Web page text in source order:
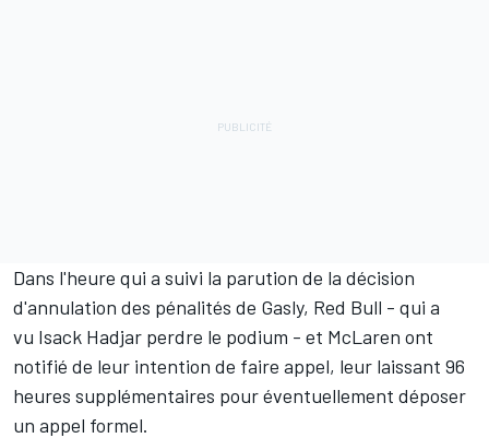
Dans l'heure qui a suivi la parution de la décision
d'annulation des pénalités de Gasly, Red Bull - qui a
vu Isack Hadjar perdre le podium - et McLaren ont
notifié de leur intention de faire appel, leur laissant 96
heures supplémentaires pour éventuellement déposer
un appel formel.